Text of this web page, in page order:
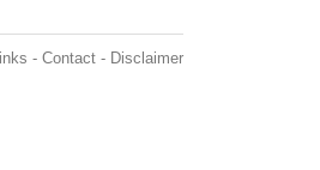
- Contact - Disclaimer